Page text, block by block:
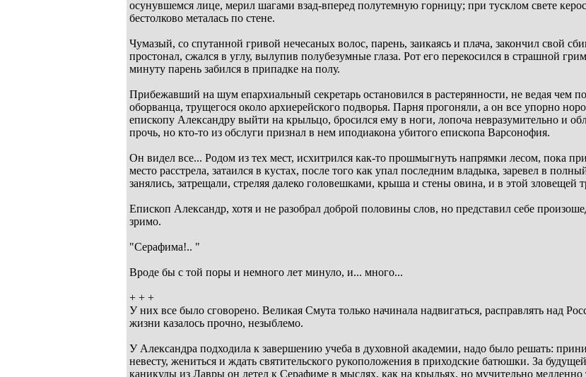
осунувшемся лице, мерил шагами взад-вперед полутемную горницу; при тусклом свете
бестолково металась по стене.
Чумазый, со спутанной гривой нечесаных волос, парень, заикаясь и плача, закончил свой
простонал, сжался в углу, вылупив полубезумные глаза. Рот его перекосился в страшной
минуту парень забился в припадке на полу.
Прибежавший на шум епархиальный секретарь остановился в растерянности, не ведая чем
оборванца, трущегося около архиерейского подворья. Парня прогоняли, а он все упорно
епископу Александру выйти на крыльцо, бросился ему в ноги, лопоча невразумительно и
прочь, но кто-то из обслуги признал в нем иподиакона убитого епископа Варсонофия.
Он видел все... Родом из тех мест, исхитрился как-то прошмыгнуть напрямки лесом, пока
место расстрела, затаился в кустах, после того как упал последним владыка, заревел в
занялись, затрещали, стреляя далеко головешками, крыша и стены овина, и в этой зловещей
Епископ Александр, хотя и не разобрал доброй половины слов, но представил себе
зримо.
"Серафима!.. "
Вроде бы с той поры и немного лет минуло, и... много...
+ + +
У них все было сговорено. Великая Смута только начинала надвигаться, расправлять над
жизни казалось прочно, незыблемо.
У Александра подходила к завершению учеба в духовной академии, надо было решать:
невесту, жениться и ждать святительского рукоположения в приходские батюшки. За
каникулы из Лавры он летел к Серафиме в мыслях, как на крыльях, но мучительно